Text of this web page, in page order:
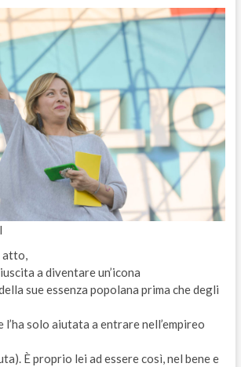
atto,
a diventare un’icona
sue essenza popolana prima che degli
solo aiutata a entrare nell’empireo
È proprio lei ad essere così, nel bene e